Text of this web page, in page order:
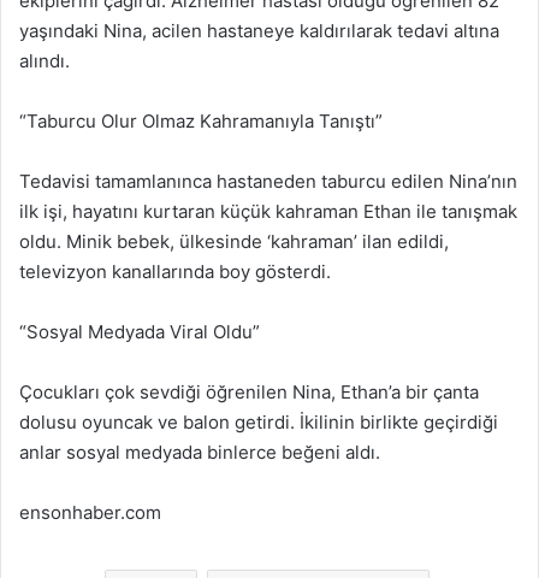
yaşındaki Nina, acilen hastaneye kaldırılarak tedavi altına
alındı.
“Taburcu Olur Olmaz Kahramanıyla Tanıştı”
Tedavisi tamamlanınca hastaneden taburcu edilen Nina’nın
ilk işi, hayatını kurtaran küçük kahraman Ethan ile tanışmak
oldu. Minik bebek, ülkesinde ‘kahraman’ ilan edildi,
televizyon kanallarında boy gösterdi.
“Sosyal Medyada Viral Oldu”
Çocukları çok sevdiği öğrenilen Nina, Ethan’a bir çanta
dolusu oyuncak ve balon getirdi. İkilinin birlikte geçirdiği
anlar sosyal medyada binlerce beğeni aldı.
ensonhaber.com